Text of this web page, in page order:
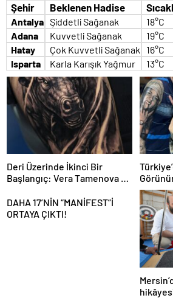
Şehir Beklenen Hadise
Antalya Şiddetli Sağanak
18°C
Adana
Kuvvetli Sağanak
19°C
Hatay
Çok Kuvvetli Sağanak
16°C
Isparta
Karla Karışık Yağmur 13°C
Deri Üzerinde İkinci Bir
Başlangıç: Vera Tamenova ve
DAHA 17’NİN “MANİFEST”İ
ORTAYA ÇIKTI!